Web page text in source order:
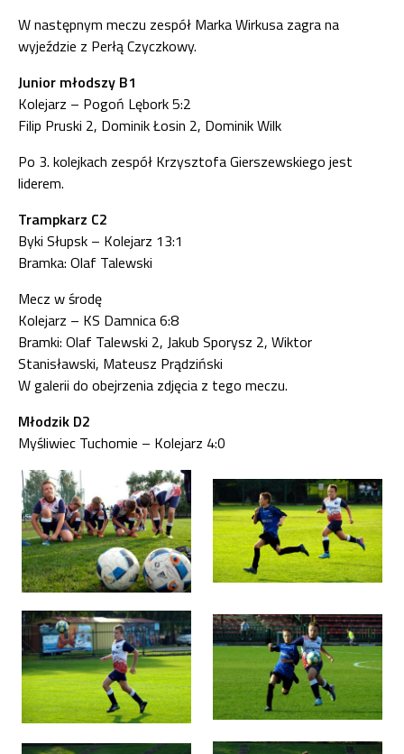
W następnym meczu zespół Marka Wirkusa zagra na
wyjeździe z Perłą Czyczkowy.
Junior młodszy B1
Kolejarz – Pogoń Lębork 5:2
Filip Pruski 2, Dominik Łosin 2, Dominik Wilk
Po 3. kolejkach zespół Krzysztofa Gierszewskiego jest
liderem.
Trampkarz C2
Byki Słupsk – Kolejarz 13:1
Bramka: Olaf Talewski
Mecz w środę
Kolejarz – KS Damnica 6:8
Bramki: Olaf Talewski 2, Jakub Sporysz 2, Wiktor
Stanisławski, Mateusz Prądziński
W galerii do obejrzenia zdjęcia z tego meczu.
Młodzik D2
Myśliwiec Tuchomie – Kolejarz 4:0